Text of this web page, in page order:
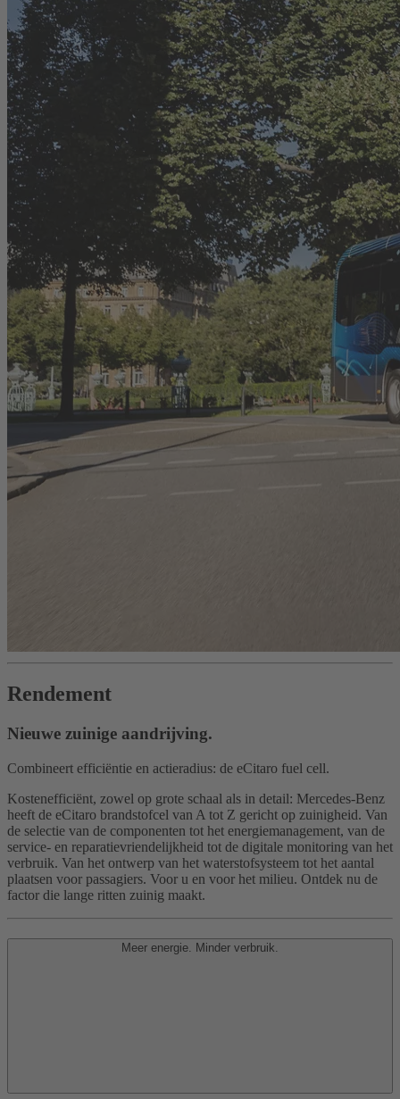
Rendement
Nieuwe zuinige aandrijving.
Combineert efficiëntie en actieradius: de eCitaro fuel cell.
Kostenefficiënt, zowel op grote schaal als in detail: Mercedes-Benz
heeft de eCitaro brandstofcel van A tot Z gericht op zuinigheid. Van
de selectie van de componenten tot het energiemanagement, van de
service- en reparatievriendelijkheid tot de digitale monitoring van het
verbruik. Van het ontwerp van het waterstofsysteem tot het aantal
plaatsen voor passagiers. Voor u en voor het milieu. Ontdek nu de
factor die lange ritten zuinig maakt.
Meer energie. Minder verbruik.